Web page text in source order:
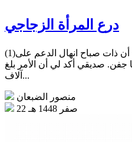
درع المرأة الزجاجي
(1)أجهل دهاليز التيكتوك وبثوثه، بيد أن ذات صباح انهال الدعم على
جفن. صديقي أكد لي أن الأمر بلغ
آلاف...
منصور الضبعان
22 صفر 1448 هـ